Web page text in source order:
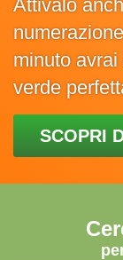
Attivalo
minuto
verde
SCOPRI